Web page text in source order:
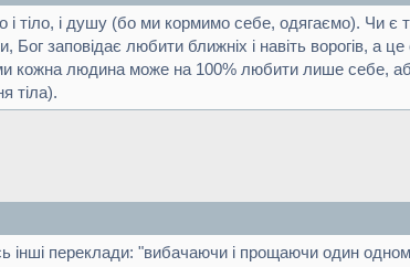
тіло, і душу (бо ми кормимо себе, одягаємо). Чи є
заповідає любити ближніх і навіть ворогів, а це
кожна людина може на 100% любити лише себе,
тіла).
переклади: "вибачаючи і прощаючи один